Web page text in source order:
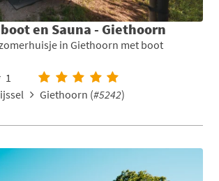
en Sauna - Giethoorn
in Giethoorn met boot
1
Giethoorn (#5242)